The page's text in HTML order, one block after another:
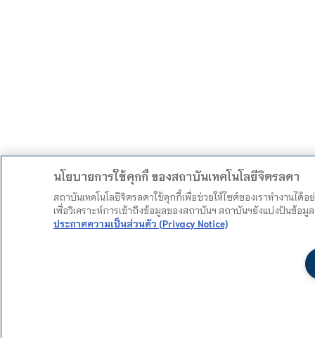
นโยบายการใช้คุกกี้ ของสถาบันเทคโนโลยีจิตรลดา
สถาบันเทคโนโลยีจิตรลดาใช้คุกกี้เพื่อช่วยให้ไซต์ของเราทำงานไ
เพื่อวิเคราะห์การเข้าถึงข้อมูลของสถาบันฯ สถาบันฯยังแบ่งปันข้อ
ประกาศความเป็นส่วนตัว (Privacy Notice)